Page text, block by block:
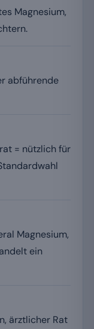
Magnesium,
abführende
= nützlich für
Magnesium,
ein
ärztlicher Rat